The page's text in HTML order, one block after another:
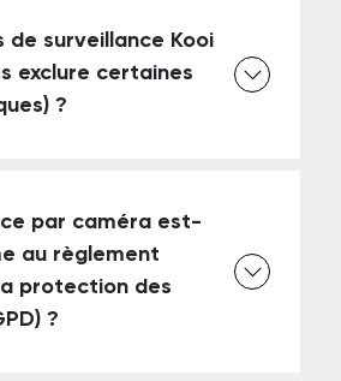
de surveillance Kooi
exclure certaines
?
par caméra est-
au règlement
protection des
?